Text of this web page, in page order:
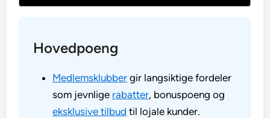
Hovedpoeng
Medlemsklubber gir langsiktige fordeler
som jevnlige rabatter, bonuspoeng og
eksklusive tilbud til lojale kunder.